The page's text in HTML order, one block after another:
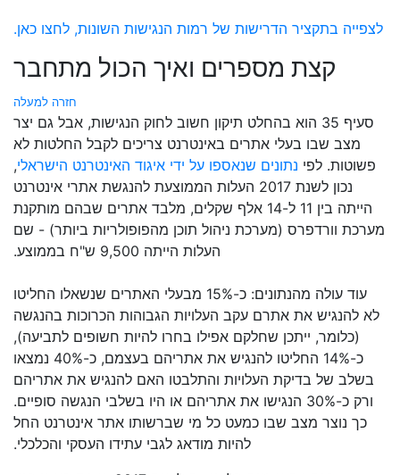
לצפייה בתקציר הדרישות של רמות הנגישות השונות, לחצו כאן.
קצת מספרים ואיך הכול מתחבר
חזרה למעלה
סעיף 35 הוא בהחלט תיקון חשוב לחוק הנגישות, אבל גם יצר
מצב שבו בעלי אתרים באינטרנט צריכים לקבל החלטות לא
פשוטות. לפי נתונים שנאספו על ידי איגוד האינטרנט הישראלי,
נכון לשנת 2017 העלות הממוצעת להנגשת אתרי אינטרנט
הייתה בין 11 ל-14 אלף שקלים, מלבד אתרים שבהם מותקנת
מערכת וורדפרס (מערכת ניהול תוכן מהפופולריות ביותר) - שם
העלות הייתה 9,500 ש"ח בממוצע.
עוד עולה מהנתונים: כ-15% מבעלי האתרים שנשאלו החליטו
לא להנגיש את אתרם עקב העלויות הגבוהות הכרוכות בהנגשה
(כלומר, ייתכן שחלקם אפילו בחרו להיות חשופים לתביעה),
כ-14% החליטו להנגיש את אתריהם בעצמם, כ-40% נמצאו
בשלב של בדיקת העלויות והתלבטו האם להנגיש את אתריהם
ורק כ-30% הנגישו את אתריהם או היו בשלבי הנגשה סופיים.
כך נוצר מצב שבו כמעט כל מי שברשותו אתר אינטרנט החל
להיות מודאג לגבי עתידו העסקי והכלכלי.